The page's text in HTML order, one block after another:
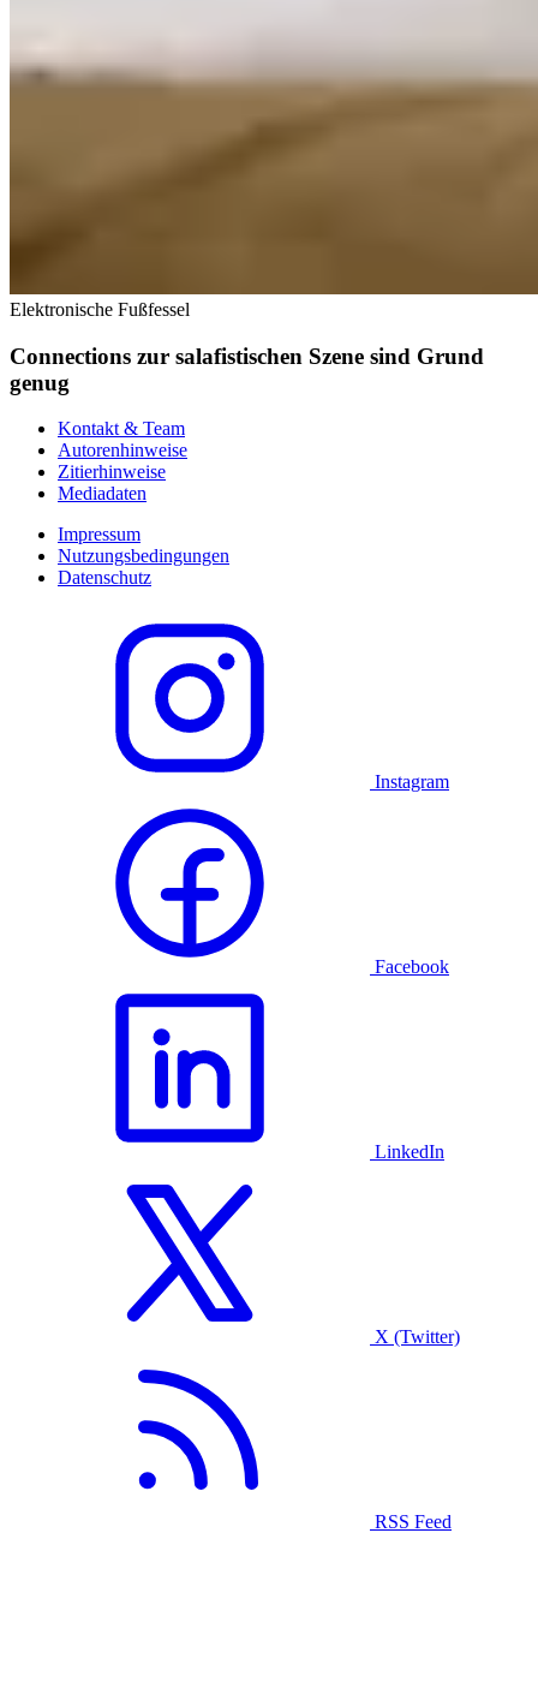
Elektronische Fußfessel
Connections zur salafistischen Szene sind Grund
genug
Kontakt & Team
Autorenhinweise
Zitierhinweise
Mediadaten
Impressum
Nutzungsbedingungen
Datenschutz
Instagram
Facebook
LinkedIn
X (Twitter)
RSS Feed